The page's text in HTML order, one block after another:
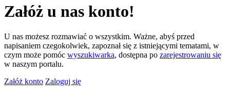
Załóż u nas konto!
U nas możesz rozmawiać o wszystkim. Ważne, abyś przed
napisaniem czegokolwiek, zapoznał się z istniejącymi tematami, w
czym może pomóc wyszukiwarka, dostępna po zarejestrowaniu się
w naszym portalu.
Załóż konto Zaloguj się